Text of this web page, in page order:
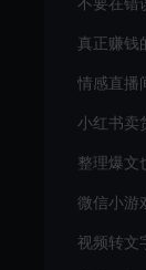
真正赚钱
情感直播
整理爆文
微信小游
视频转文